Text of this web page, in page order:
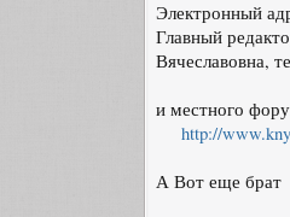
Электронный
Главный
Вячеславовна,
и местного
http://
А Вот еще брат